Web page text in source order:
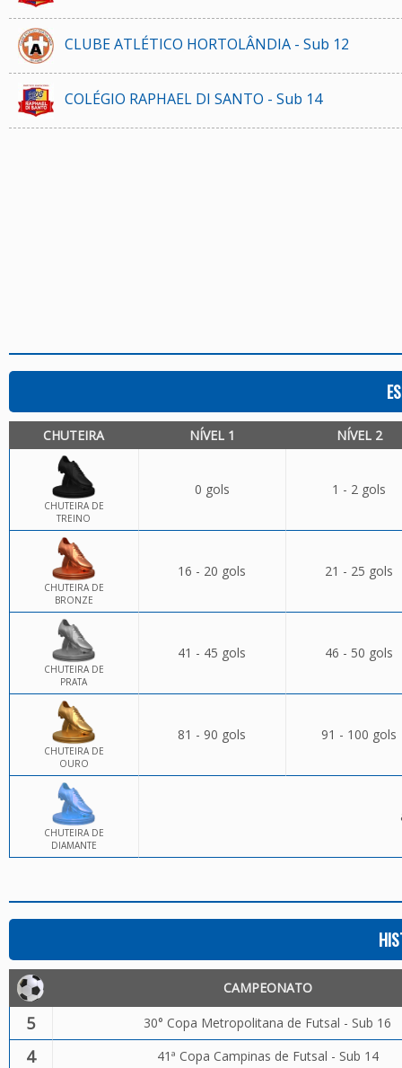
CLUBE ATLÉTICO HORTOLÂNDIA - Sub 12
COLÉGIO RAPHAEL DI SANTO - Sub 14
CHUTEIRA NÍVEL 1 NÍVEL 2
CHUTEIRA DE
TREINO
0 gols 1 - 2 gols
CHUTEIRA DE
BRONZE
16 - 20 gols 21 - 25 gols
CHUTEIRA DE
PRATA
41 - 45 gols 46 - 50 gols
CHUTEIRA DE
OURO
81 - 90 gols 91 - 100 gols
CHUTEIRA DE
DIAMANTE
CAMPEONATO
5 30° Copa Metropolitana de Futsal - Sub 16
4 41ª Copa Campinas de Futsal - Sub 14